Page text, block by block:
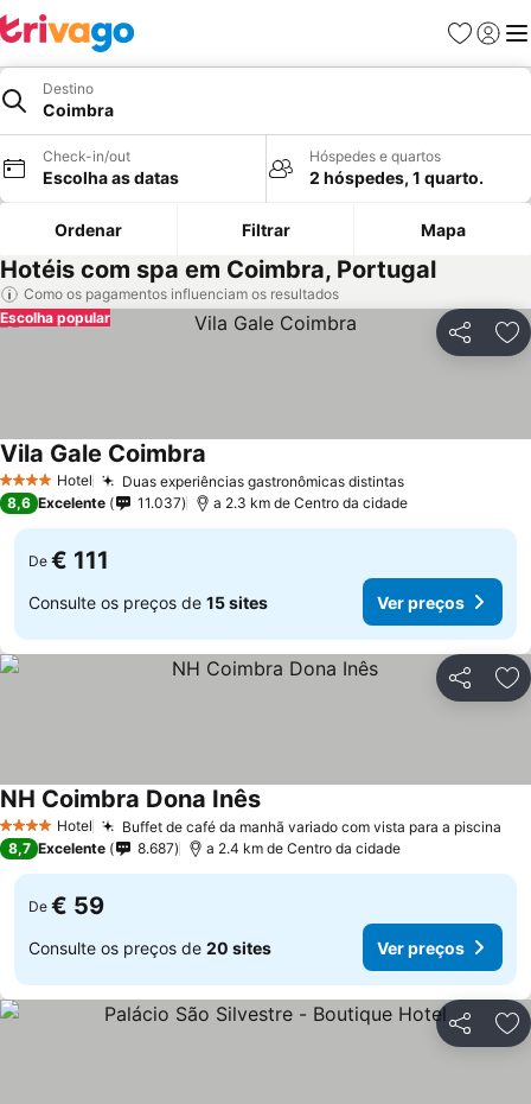
Favoritos
Iniciar
Destino
Coimbra
Check-in/out
Escolha as datas
Hóspedes e quartos
2 hóspedes, 1 quarto.
Ordenar Filtrar Mapa
Hotéis com spa em Coimbra, Portugal
Como os pagamentos influenciam os resultados
Partilhar
Escolha popular
4 EstrelasHotel Duas experiências gastronômicas distintas
Vila Gale Coimbra
8,6 Excelente 11.037 a 2.3 km de Centro da cidade
De € 111
Consulte os preços de 15 sites Ver preços
Partilhar
4 EstrelasHotel Buffet de café da manhã variado com vista para a piscina
NH Coimbra Dona Inês
8,7 Excelente 8.687 a 2.4 km de Centro da cidade
De € 59
Consulte os preços de 20 sites Ver preços
Partilhar